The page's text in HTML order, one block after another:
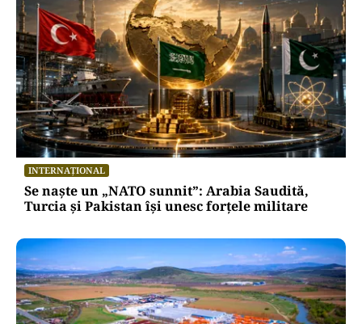
INTERNAȚIONAL
Se naște un „NATO sunnit”: Arabia Saudită,
Turcia și Pakistan își unesc forțele militare